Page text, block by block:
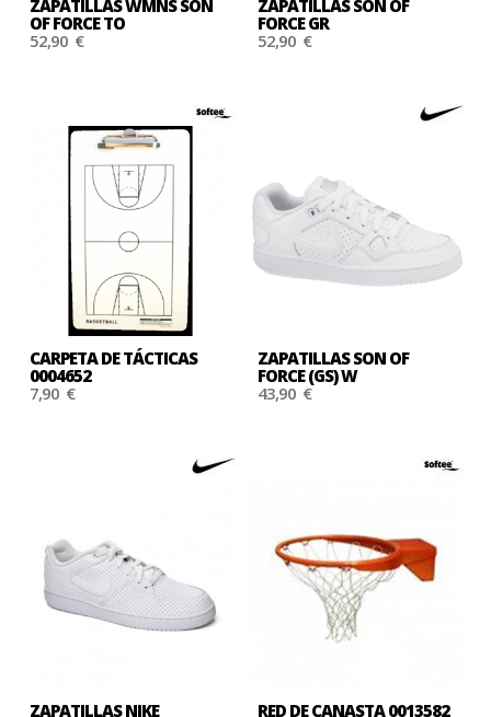
ZAPATILLAS WMNS SON
OF FORCE TO
52,90 €
ZAPATILLAS SON OF
FORCE GR
52,90 €
CARPETA DE TÁCTICAS
0004652
7,90 €
ZAPATILLAS SON OF
FORCE (GS) W
43,90 €
ZAPATILLAS NIKE
RED DE CANASTA 0013582